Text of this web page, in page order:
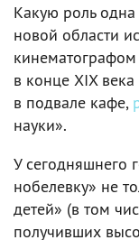
Какую роль
новой области
в конце XIX
в подвале кафе,
науки».
У сегодняшнего
нобелевку» не
детей» (в том
получивших